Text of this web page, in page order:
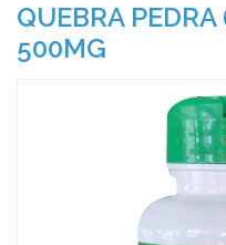
QUEBRA
500MG